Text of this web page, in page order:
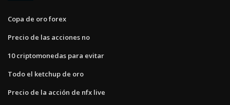
Copa de oro forex
Precio de las acciones no
10 criptomonedas para evitar
Todo el ketchup de oro
Precio de la acción de nfx live